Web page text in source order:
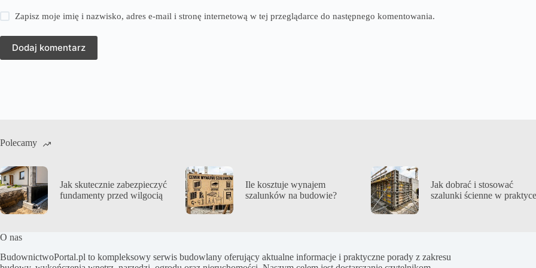
Zapisz moje imię i nazwisko, adres e-mail i stronę internetową w tej przeglądarce do następnego komentowania.
Dodaj komentarz
Polecamy
Jak skutecznie zabezpieczyć
fundamenty przed wilgocią
Ile kosztuje wynajem
szalunków na budowie?
Jak dobrać i stosować
szalunki ścienne w praktyce
O nas
BudownictwoPortal.pl to kompleksowy serwis budowlany oferujący aktualne informacje i praktyczne porady z zakresu